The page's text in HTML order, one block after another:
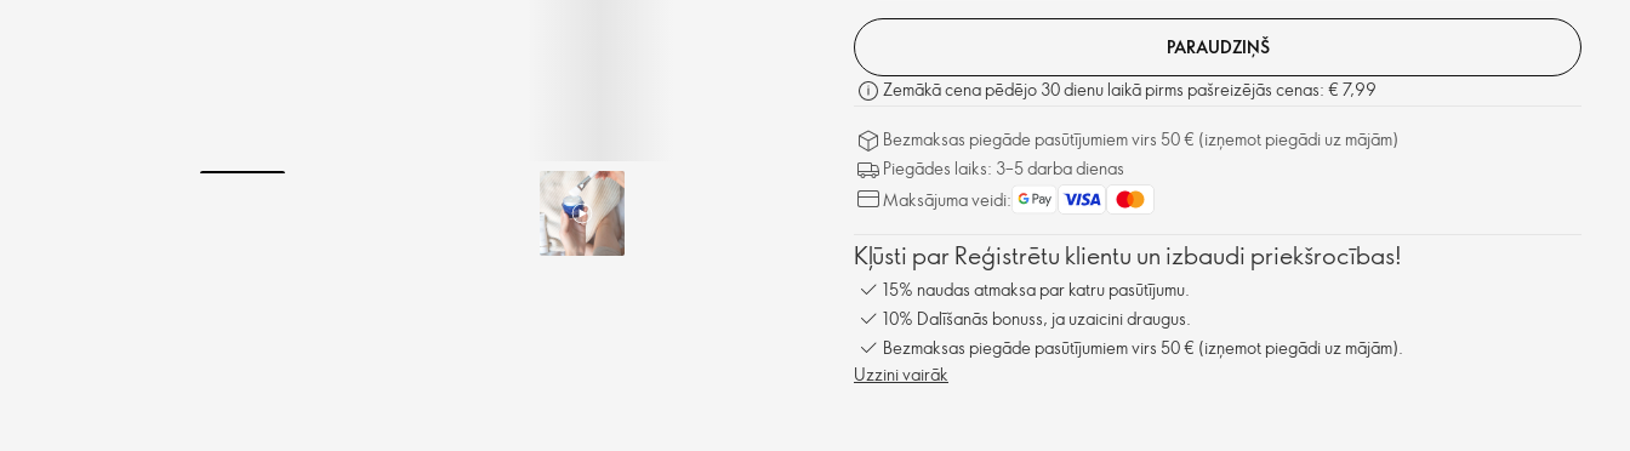
PARAUDZIŅŠ
Zemākā cena pēdējo 30 dienu laikā pirms pašreizējās cenas: € 7,99
Bezmaksas piegāde pasūtījumiem virs 50 € (izņemot piegādi uz mājām)
Piegādes laiks: 3–5 darba dienas
Maksājuma veidi:
Kļūsti par Reģistrētu klientu un izbaudi priekšrocības!
15% naudas atmaksa par katru pasūtījumu.
10% Dalīšanās bonuss, ja uzaicini draugus.
Bezmaksas piegāde pasūtījumiem virs 50 € (izņemot piegādi uz mājām).
Uzzini vairāk